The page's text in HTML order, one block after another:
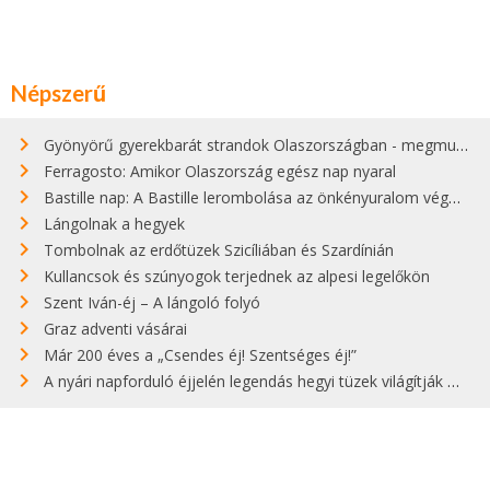
Népszerű
Gyönyörű gyerekbarát strandok Olaszországban - megmutatjuk a 15 legjobbat
Ferragosto: Amikor Olaszország egész nap nyaral
Bastille nap: A Bastille lerombolása az önkényuralom végét jelentette
Lángolnak a hegyek
Tombolnak az erdőtüzek Szicíliában és Szardínián
Kullancsok és szúnyogok terjednek az alpesi legelőkön
Szent Iván-éj – A lángoló folyó
Graz adventi vásárai
Már 200 éves a „Csendes éj! Szentséges éj!”
A nyári napforduló éjjelén legendás hegyi tüzek világítják meg Zugspitzét